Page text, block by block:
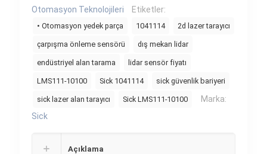
Otomasyon Teknolojileri
Etiketler:
• Otomasyon yedek parça 1041114 2d lazer tarayıcı
çarpışma önleme sensörü dış mekan lidar
endüstriyel alan tarama lidar sensör fiyatı
LMS111-10100 Sick 1041114 sick güvenlik bariyeri
sick lazer alan tarayıcı Sick LMS111-10100
Marka:
Sick
Açıklama